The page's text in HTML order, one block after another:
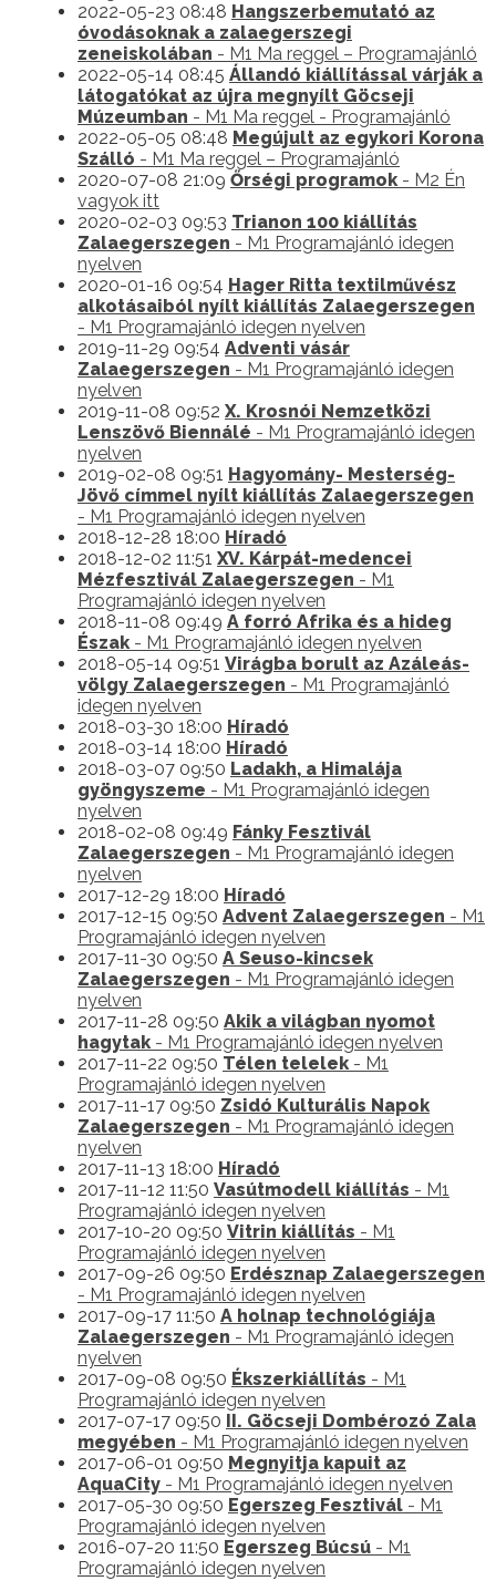
2022-05-23 08:48 Hangszerbemutató az
óvodásoknak a zalaegerszegi
zeneiskolában - M1 Ma reggel – Programajánló
2022-05-14 08:45 Állandó kiállítással várják a
látogatókat az újra megnyílt Göcseji
Múzeumban - M1 Ma reggel - Programajánló
2022-05-05 08:48 Megújult az egykori Korona
Szálló - M1 Ma reggel – Programajánló
2020-07-08 21:09 Őrségi programok- M2 Én
vagyok itt
2020-02-03 09:53 Trianon 100 kiállítás
Zalaegerszegen - M1 Programajánló idegen
nyelven
2020-01-16 09:54 Hager Ritta textilművész
alkotásaiból nyílt kiállítás Zalaegerszegen
- M1 Programajánló idegen nyelven
2019-11-29 09:54 Adventi vásár
Zalaegerszegen - M1 Programajánló idegen
nyelven
2019-11-08 09:52 X. Krosnói Nemzetközi
Lenszövő Biennálé - M1 Programajánló idegen
nyelven
2019-02-08 09:51 Hagyomány- Mesterség-
Jövő címmel nyílt kiállítás Zalaegerszegen
- M1 Programajánló idegen nyelven
2018-12-28 18:00 Híradó
2018-12-02 11:51 XV. Kárpát-medencei
Mézfesztivál Zalaegerszegen - M1
Programajánló idegen nyelven
2018-11-08 09:49 A forró Afrika és a hideg
Észak- M1 Programajánló idegen nyelven
2018-05-14 09:51 Virágba borult az Azáleás-
völgy Zalaegerszegen - M1 Programajánló
idegen nyelven
2018-03-30 18:00 Híradó
2018-03-14 18:00 Híradó
2018-03-07 09:50 Ladakh, a Himalája
gyöngyszeme - M1 Programajánló idegen
nyelven
2018-02-08 09:49 Fánky Fesztivál
Zalaegerszegen - M1 Programajánló idegen
nyelven
2017-12-29 18:00 Híradó
2017-12-15 09:50 Advent Zalaegerszegen - M1
Programajánló idegen nyelven
2017-11-30 09:50 A Seuso-kincsek
Zalaegerszegen - M1 Programajánló idegen
nyelven
2017-11-28 09:50 Akik a világban nyomot
hagytak- M1 Programajánló idegen nyelven
2017-11-22 09:50 Télen telelek- M1
Programajánló idegen nyelven
2017-11-17 09:50 Zsidó Kulturális Napok
Zalaegerszegen - M1 Programajánló idegen
nyelven
2017-11-13 18:00 Híradó
2017-11-12 11:50 Vasútmodell kiállítás - M1
Programajánló idegen nyelven
2017-10-20 09:50 Vitrin kiállítás - M1
Programajánló idegen nyelven
2017-09-26 09:50 Erdésznap Zalaegerszegen
- M1 Programajánló idegen nyelven
2017-09-17 11:50 A holnap technológiája
Zalaegerszegen - M1 Programajánló idegen
nyelven
2017-09-08 09:50 Ékszerkiállítás - M1
Programajánló idegen nyelven
2017-07-17 09:50
II. Göcseji Dombérozó Zala
megyében - M1 Programajánló idegen nyelven
2017-06-01 09:50 Megnyitja kapuit az
AquaCity - M1 Programajánló idegen nyelven
2017-05-30 09:50 Egerszeg Fesztivál - M1
Programajánló idegen nyelven
2016-07-20 11:50 Egerszeg Búcsú - M1
Programajánló idegen nyelven